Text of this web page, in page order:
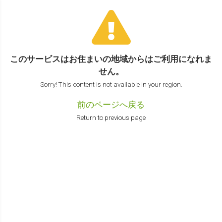
このサービスはお住まいの地域からはご利用になれま
せん。
Sorry! This content is not available in your region.
前のページへ戻る
Return to previous page